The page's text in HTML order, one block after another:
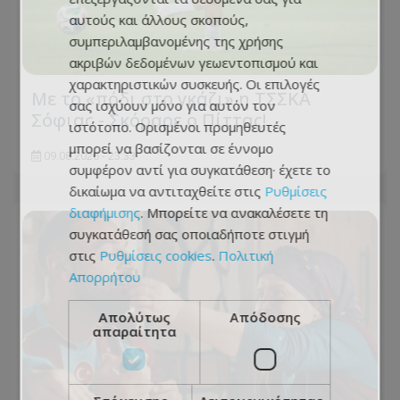
Με το «πόδι στο γκάζι» η ΤΣΣΚΑ
Σόφιας - Σκόραρε ο Πίττας!
09.08.2026 - 23:33
αυτούς και άλλους σκοπούς,
συμπεριλαμβανομένης της χρήσης
ακριβών δεδομένων γεωεντοπισμού και
χαρακτηριστικών συσκευής. Οι επιλογές
σας ισχύουν μόνο για αυτόν τον
ιστότοπο. Ορισμένοι προμηθευτές
μπορεί να βασίζονται σε έννομο
συμφέρον αντί για συγκατάθεση· έχετε το
δικαίωμα να αντιταχθείτε στις Ρυθμίσεις
διαφήμισης. Μπορείτε να ανακαλέσετε τη
συγκατάθεσή σας οποιαδήποτε στιγμή
στις Ρυθμίσεις cookies. Πολιτική
Απορρήτου
Απολύτως
απαραίτητα
Απόδοσης